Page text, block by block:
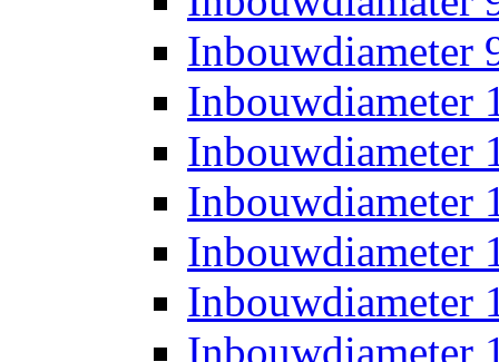
Inbouwdiameter
Inbouwdiameter
Inbouwdiameter
Inbouwdiameter
Inbouwdiameter
Inbouwdiameter
Inbouwdiameter